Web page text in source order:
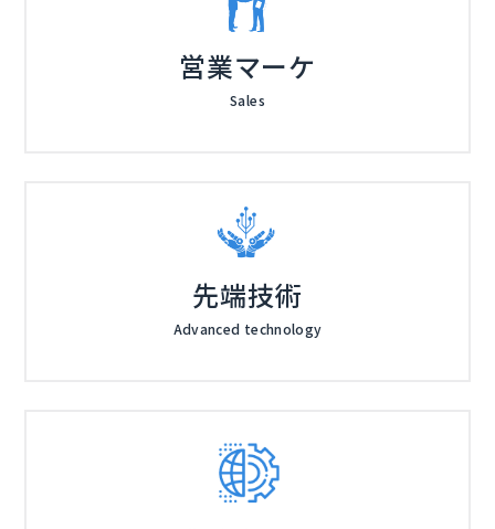
営業マーケ
Sales
先端技術
Advanced technology